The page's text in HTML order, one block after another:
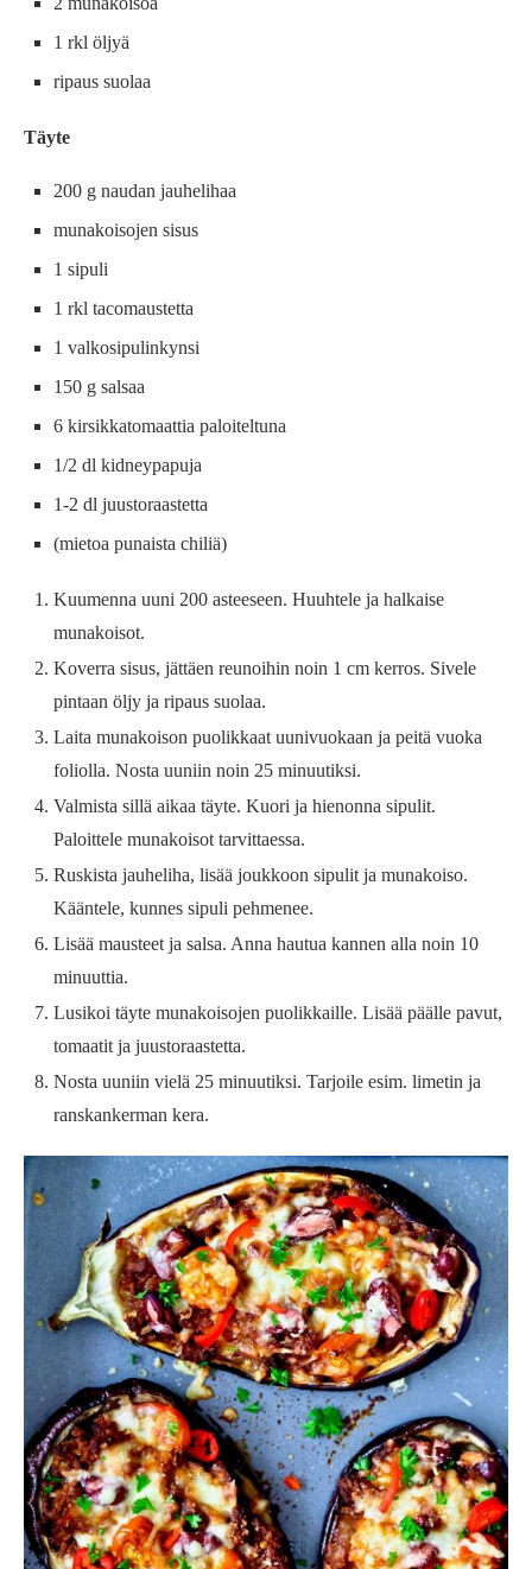
1 rkl öljyä
ripaus suolaa
Täyte
200 g naudan jauhelihaa
munakoisojen sisus
1 sipuli
1 rkl tacomaustetta
1 valkosipulinkynsi
150 g salsaa
6 kirsikkatomaattia paloiteltuna
1/2 dl kidneypapuja
1-2 dl juustoraastetta
(mietoa punaista chiliä)
Kuumenna uuni 200 asteeseen. Huuhtele ja halkaise
munakoisot.
Koverra sisus, jättäen reunoihin noin 1 cm kerros. Sivele
pintaan öljy ja ripaus suolaa.
Laita munakoison puolikkaat uunivuokaan ja peitä vuoka
foliolla. Nosta uuniin noin 25 minuutiksi.
Valmista sillä aikaa täyte. Kuori ja hienonna sipulit.
Paloittele munakoisot tarvittaessa.
Ruskista jauheliha, lisää joukkoon sipulit ja munakoiso.
Kääntele, kunnes sipuli pehmenee.
Lisää mausteet ja salsa. Anna hautua kannen alla noin 10
minuuttia.
Lusikoi täyte munakoisojen puolikkaille. Lisää päälle pavut,
tomaatit ja juustoraastetta.
Nosta uuniin vielä 25 minuutiksi. Tarjoile esim. limetin ja
ranskankerman kera.